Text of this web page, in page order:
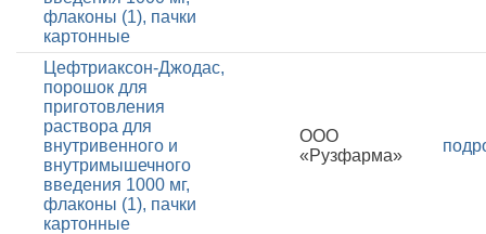
флаконы (1), пачки
картонные
Цефтриаксон-Джодас,
порошок для
приготовления
раствора для
внутривенного и
внутримышечного
введения 1000 мг,
флаконы (1), пачки
картонные
ООО
«Рузфарма»